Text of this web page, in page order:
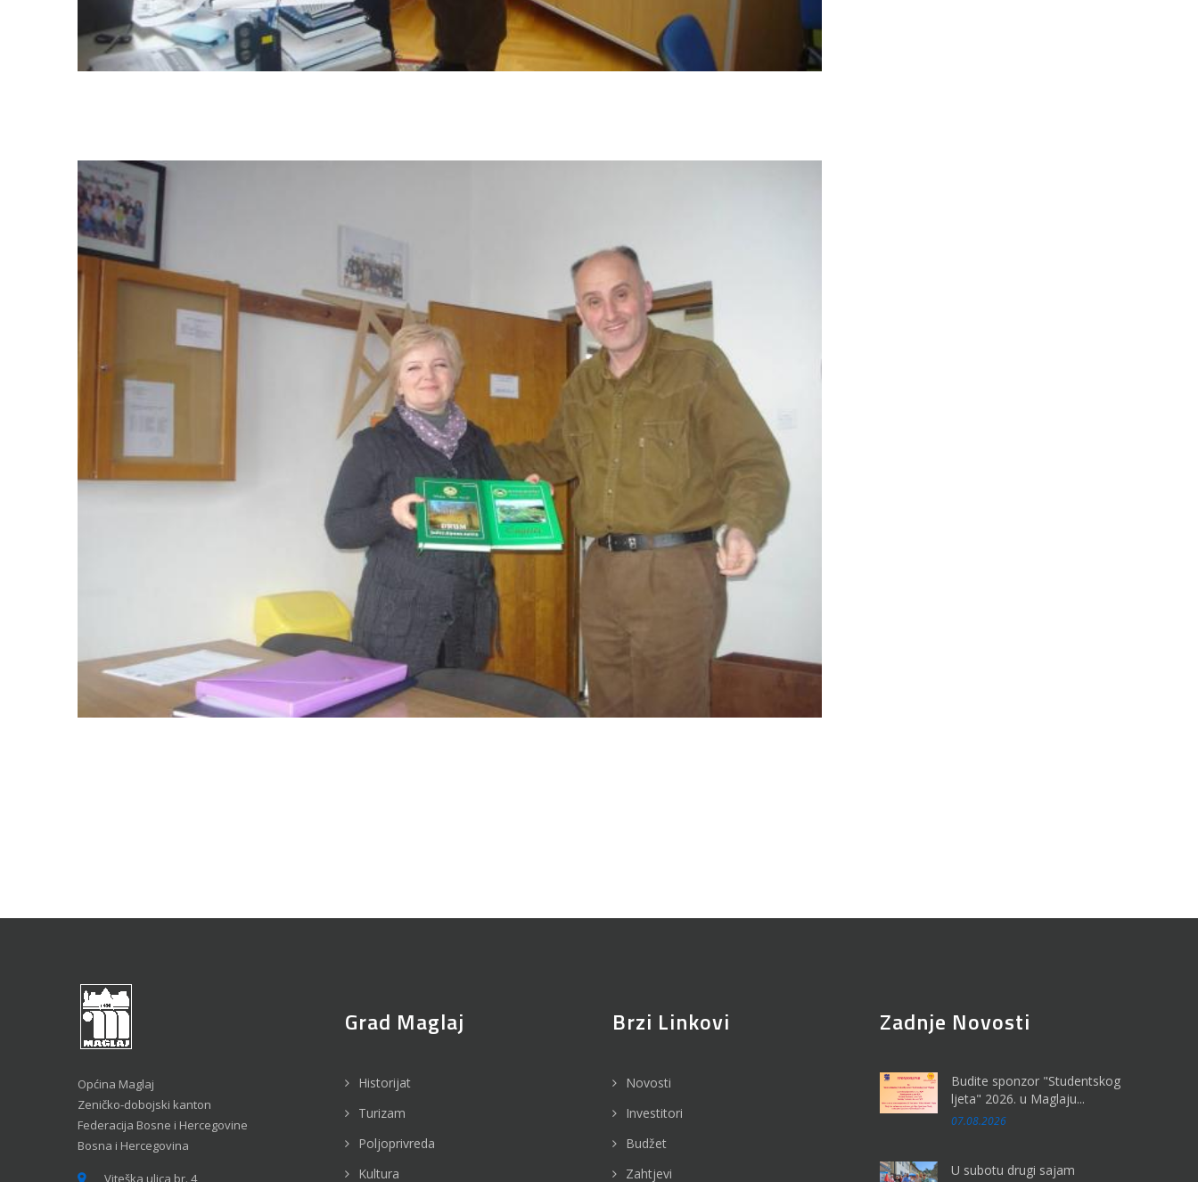
Općina Maglaj
Zeničko-dobojski kanton
Federacija Bosne i Hercegovine
Bosna i Hercegovina
Viteška ulica br. 4
Grad Maglaj
Historijat
Turizam
Poljoprivreda
Kultura
Brzi Linkovi
Novosti
Investitori
Budžet
Zahtjevi
Zadnje Novosti
Budite sponzor "Studentskog
ljeta" 2026. u Maglaju...
07.08.2026
U subotu drugi sajam